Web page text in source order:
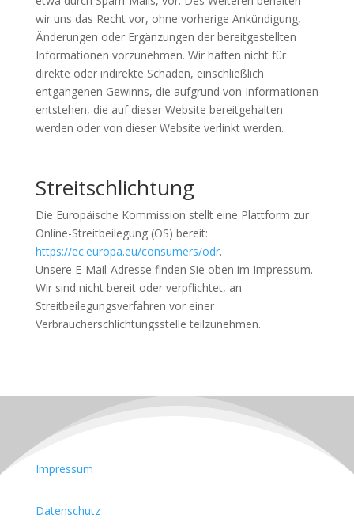
wir uns das Recht vor, ohne vorherige Ankündigung,
Änderungen oder Ergänzungen der bereitgestellten
Informationen vorzunehmen. Wir haften nicht für
direkte oder indirekte Schäden, einschließlich
entgangenen Gewinns, die aufgrund von Informationen
entstehen, die auf dieser Website bereitgehalten
werden oder von dieser Website verlinkt werden.
Streitschlichtung
Die Europäische Kommission stellt eine Plattform zur
Online-Streitbeilegung (OS) bereit:
https://ec.europa.eu/consumers/odr.
Unsere E-Mail-Adresse finden Sie oben im Impressum.
Wir sind nicht bereit oder verpflichtet, an
Streitbeilegungsverfahren vor einer
Verbraucherschlichtungsstelle teilzunehmen.
Impressum
Datenschutz